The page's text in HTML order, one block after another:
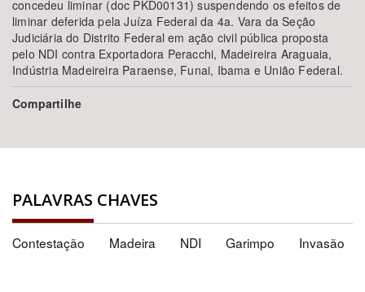
concedeu liminar (doc PKD00131) suspendendo os efeitos de
liminar deferida pela Juíza Federal da 4a. Vara da Seção
Judiciária do Distrito Federal em ação civil pública proposta
pelo NDI contra Exportadora Peracchi, Madeireira Araguaia,
Indústria Madeireira Paraense, Funai, Ibama e União Federal.
Compartilhe
PALAVRAS CHAVES
Contestação Madeira NDI Garimpo Invasão